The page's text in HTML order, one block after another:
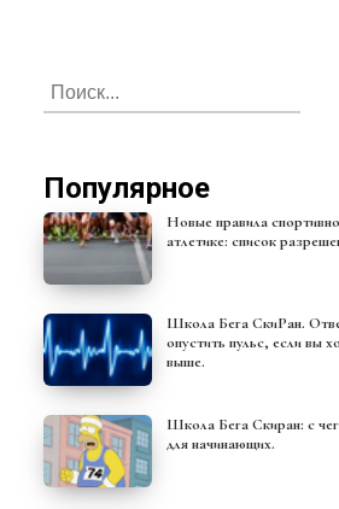
Популярное
Новые правила спортивной обуви в легкой
атлетике: список
Школа Бега СкиРан. Ответы на вопросы. Как
опустить пульс, если вы
выше.
Школа Бега Скиран: с чего начинать бегать? Тест
для начинающих.